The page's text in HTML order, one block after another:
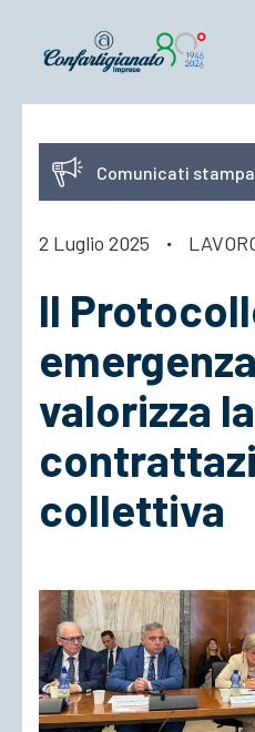
Notizie e Documenti
Confartigianato
Cosa Facciamo
Comunicati stampa
2 Luglio 2025 ·
Il
valorizza la
collettiva